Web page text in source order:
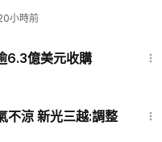
小時前
6.3億美元收購
不涼 新光三越:調整